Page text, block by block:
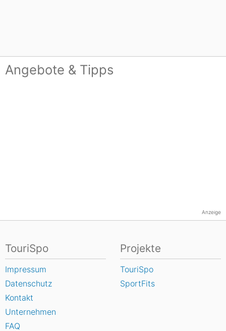
Angebote & Tipps
Anzeige
TouriSpo
Impressum
Datenschutz
Kontakt
Unternehmen
FAQ
Projekte
TouriSpo
SportFits